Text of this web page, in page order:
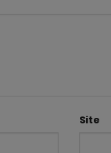
Site